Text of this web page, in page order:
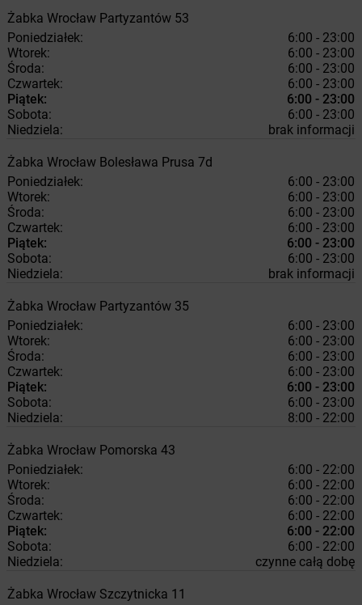
Żabka Wrocław Partyzantów 53
Poniedziałek:
6:00 - 23:00
Wtorek:
6:00 - 23:00
Środa:
6:00 - 23:00
Czwartek:
6:00 - 23:00
Piątek:
6:00 - 23:00
Sobota:
6:00 - 23:00
Niedziela:
brak informacji
Żabka Wrocław Bolesława Prusa 7d
Poniedziałek:
6:00 - 23:00
Wtorek:
6:00 - 23:00
Środa:
6:00 - 23:00
Czwartek:
6:00 - 23:00
Piątek:
6:00 - 23:00
Sobota:
6:00 - 23:00
Niedziela:
brak informacji
Żabka Wrocław Partyzantów 35
Poniedziałek:
6:00 - 23:00
Wtorek:
6:00 - 23:00
Środa:
6:00 - 23:00
Czwartek:
6:00 - 23:00
Piątek:
6:00 - 23:00
Sobota:
6:00 - 23:00
Niedziela:
8:00 - 22:00
Żabka Wrocław Pomorska 43
Poniedziałek:
6:00 - 22:00
Wtorek:
6:00 - 22:00
Środa:
6:00 - 22:00
Czwartek:
6:00 - 22:00
Piątek:
6:00 - 22:00
Sobota:
6:00 - 22:00
Niedziela:
czynne całą dobę
Żabka Wrocław Szczytnicka 11